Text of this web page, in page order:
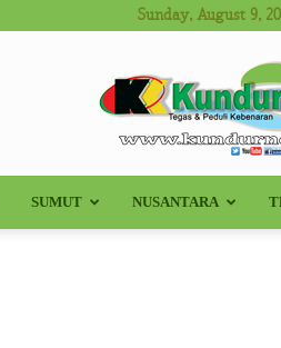
Sunday, August 9,
SUMUT NUSANTARA